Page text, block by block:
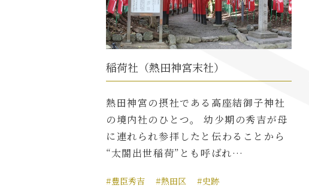
稲荷社（熱田神宮末社）
熱田神宮の摂社である高座結御子神社
の境内社のひとつ。 幼少期の秀吉が母
に連れられ参拝したと伝わることから
“太閤出世稲荷”とも呼ばれ…
#豊臣秀吉 #熱田区 #史跡